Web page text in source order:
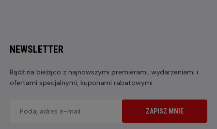
NEWSLETTER
Bądź na bieżąco z najnowszymi premierami, wydarzeniami i
ofertami specjalnymi, kuponami rabatowymi
ZAPISZ MNIE